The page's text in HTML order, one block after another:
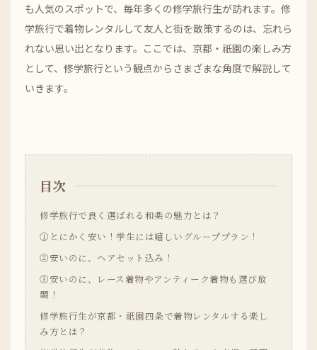
も人気のスポットで、毎年多くの修学旅行生が訪れます。修
学旅行で着物レンタルして友人と街を散策するのは、忘れら
れない思い出となります。ここでは、京都・祇園の楽しみ方
として、修学旅行という観点からさまざまな角度で解説して
いきます。
目次
修学旅行で良く選ばれる和楽の魅力とは？
➀とにかく安い！学生には嬉しいグループプラン！
②安いのに、ヘアセット込み！
③安いのに、レース着物やアンティーク着物も選び放
題！
修学旅行生が京都・祇園四条で着物レンタルする楽し
み方とは？